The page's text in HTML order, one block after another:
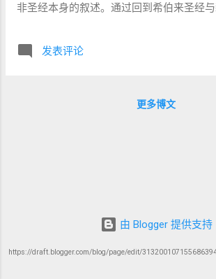
非圣经本身的叙述。通过回到希伯来圣经与
教的根也深深植于犹太的信仰之中。 一、
本与语境来看，这一假设缺乏坚实基础：
括耶稣、彼得、雅各、约翰、保罗） 全部
系统中。 保罗：从未放弃犹太身份 “我是希
发表评论
更多博文
由 Blogger 提供支持
https://draft.blogger.com/blog/page/edit/